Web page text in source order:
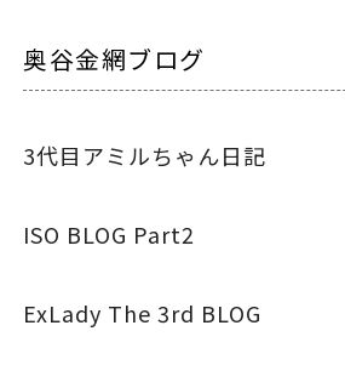
奥谷金網ブログ
3代目アミルちゃん日記
ISO BLOG Part2
ExLady The 3rd BLOG